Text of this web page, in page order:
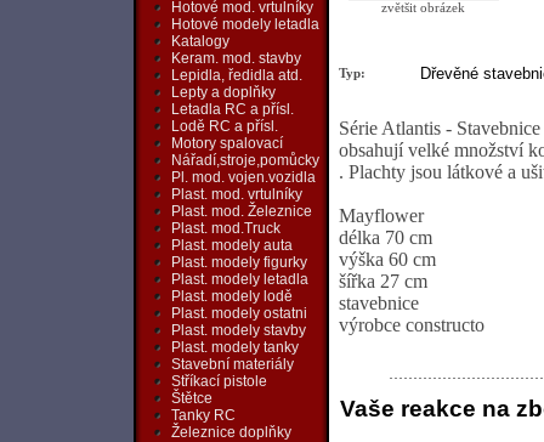
Hotové mod. vrtulníky
Hotové modely letadla
Katalogy
Keram. mod. stavby
Lepidla, ředidla atd.
Lepty a doplňky
Letadla RC a přísl.
Lodě RC a přísl.
Motory spalovací
Nářadí,stroje,pomůcky
Pl. mod. vojen.vozidla
Plast. mod. vrtulníky
Plast. mod. Železnice
Plast. mod.Truck
Plast. modely auta
Plast. modely figurky
Plast. modely letadla
Plast. modely lodě
Plast. modely ostatni
Plast. modely stavby
Plast. modely tanky
Stavební materiály
Stříkací pistole
Štětce
Tanky RC
Železnice doplňky
zvětšit obrázek
Typ: Dřevěné
Série Atlantis -
obsahují velké množství
. Plachty jsou látkové a
Mayflower
délka 70 cm
výška 60 cm
šířka 27 cm
stavebnice
výrobce constructo
Vaše reakce na